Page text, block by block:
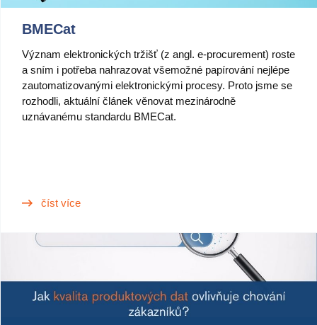
BMECat
Význam elektronických tržišť (z angl. e-procurement) roste
a sním i potřeba nahrazovat všemožné papírování nejlépe
zautomatizovanými elektronickými procesy. Proto jsme se
rozhodli, aktuální článek věnovat mezinárodně
uznávanému standardu BMECat.
číst více